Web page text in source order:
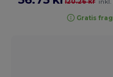
120.26 kr inkl.
Gratis